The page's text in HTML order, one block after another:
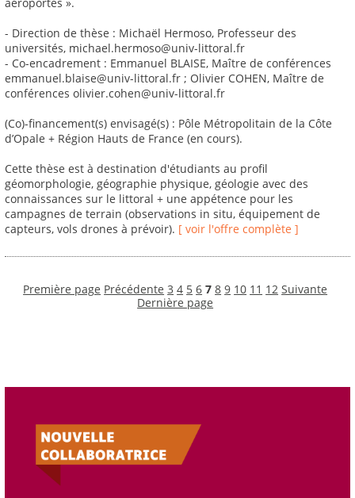
aéroportés ».
- Direction de thèse : Michaël Hermoso, Professeur des
universités, michael.hermoso@univ-littoral.fr
- Co-encadrement : Emmanuel BLAISE, Maître de conférences
emmanuel.blaise@univ-littoral.fr ; Olivier COHEN, Maître de
conférences olivier.cohen@univ-littoral.fr
(Co)-financement(s) envisagé(s) : Pôle Métropolitain de la Côte
d’Opale + Région Hauts de France (en cours).
Cette thèse est à destination d'étudiants au profil
géomorphologie, géographie physique, géologie avec des
connaissances sur le littoral + une appétence pour les
campagnes de terrain (observations in situ, équipement de
capteurs, vols drones à prévoir). [ voir l'offre complète ]
Première page Précédente 3 4 5 6 7 8 9 10 11 12 Suivante
Dernière page